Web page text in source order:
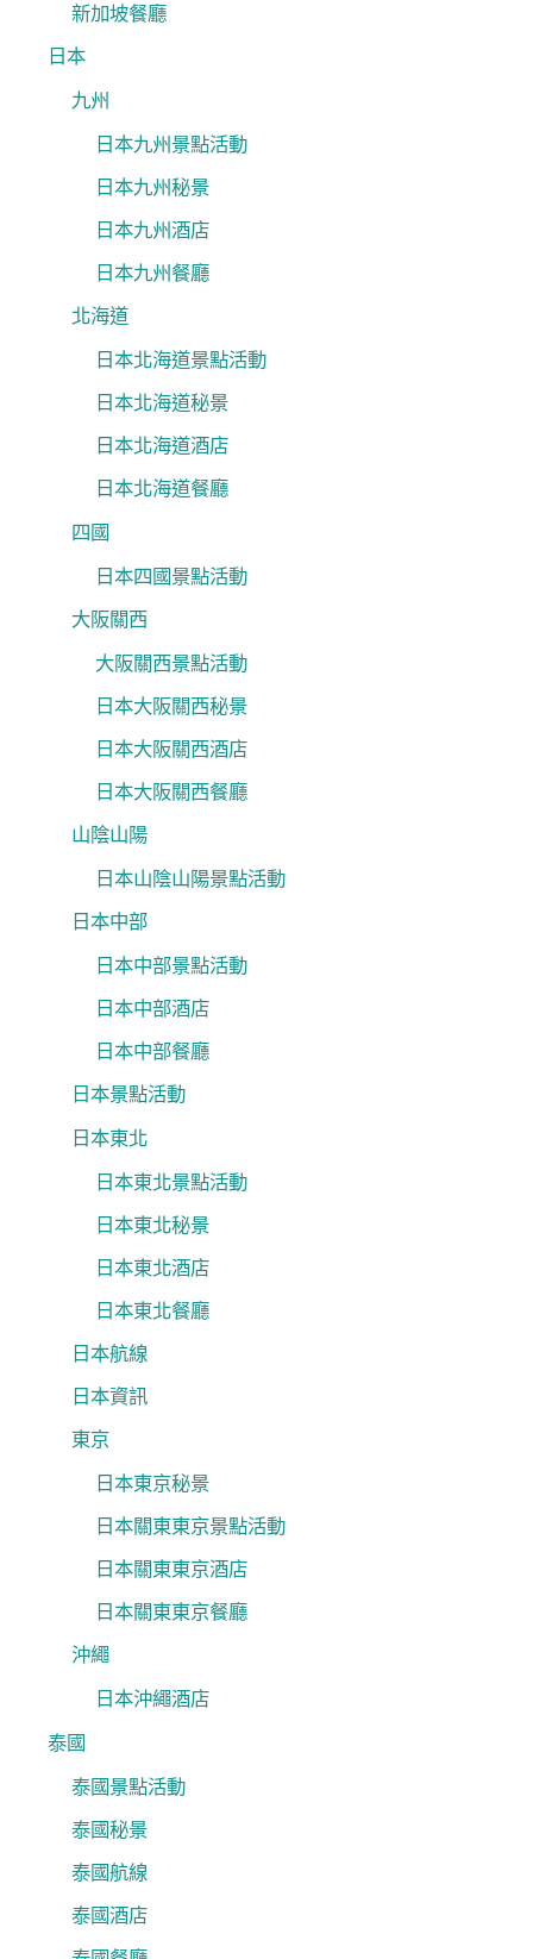
新加坡餐廳
日本
九州
日本九州景點活動
日本九州秘景
日本九州酒店
日本九州餐廳
北海道
日本北海道景點活動
日本北海道秘景
日本北海道酒店
日本北海道餐廳
四國
日本四國景點活動
大阪關西
大阪關西景點活動
日本大阪關西秘景
日本大阪關西酒店
日本大阪關西餐廳
山陰山陽
日本山陰山陽景點活動
日本中部
日本中部景點活動
日本中部酒店
日本中部餐廳
日本景點活動
日本東北
日本東北景點活動
日本東北秘景
日本東北酒店
日本東北餐廳
日本航線
日本資訊
東京
日本東京秘景
日本關東東京景點活動
日本關東東京酒店
日本關東東京餐廳
沖繩
日本沖繩酒店
泰國
泰國景點活動
泰國秘景
泰國航線
泰國酒店